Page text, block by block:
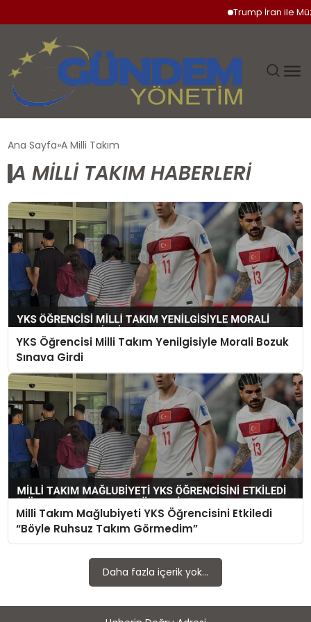
Trump İran ile
SIYASET
DÜNYA
EKONOMI
SPOR
TEKNOLOJI
SAĞLIK
YAŞAM
Ana Sayfa A Milli Takım
A MILLI TAKIM HABERLERI
YKS Öğrencisi Milli Takım Yenilgisiyle Morali Bozuk
Sınava Girdi
Milli Takım Mağlubiyeti YKS Öğrencisini Etkiledi
“Böyle Ruhsuz Takım Görmedim”
Daha fazla içerik yok...